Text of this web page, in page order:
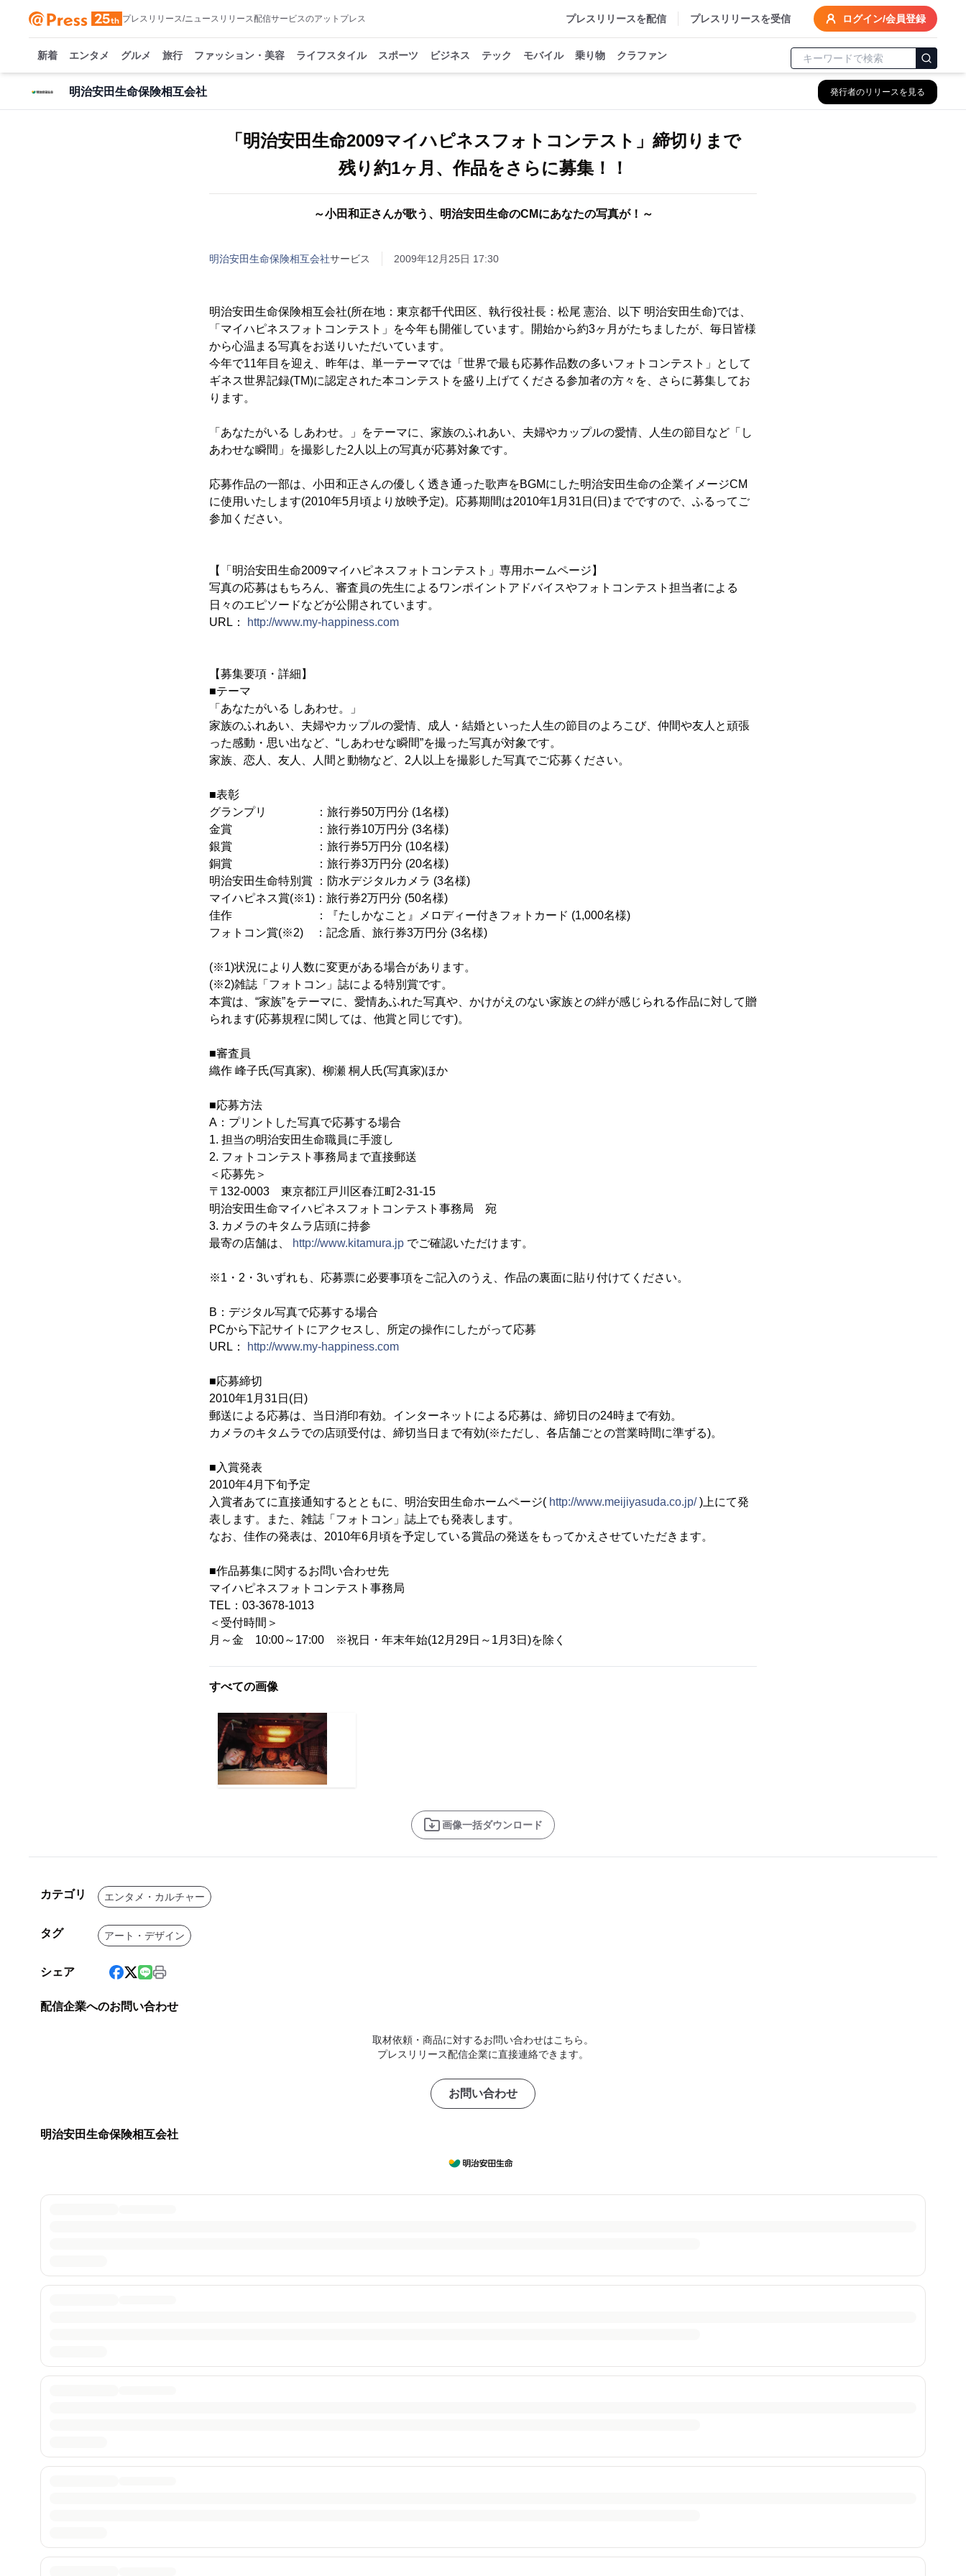
プレスリリース/ニュースリリース配信サービスのアットプレス プレスリリースを配信 プレスリリースを受信 ログイン/会員登録
新着 エンタメ グルメ 旅行 ファッション・美容 ライフスタイル スポーツ ビジネス テック モバイル 乗り物 クラファン
明治安田生命保険相互会社 発行者のリリースを見る
「明治安田生命2009マイハピネスフォトコンテスト」締切りまで
残り約1ヶ月、作品をさらに募集！！
～小田和正さんが歌う、明治安田生命のCMにあなたの写真が！～
明治安田生命保険相互会社サービス 2009年12月25日 17:30
明治安田生命保険相互会社(所在地：東京都千代田区、執行役社長：松尾 憲治、以下 明治安田生命)では、
「マイハピネスフォトコンテスト」を今年も開催しています。開始から約3ヶ月がたちましたが、毎日皆様
から心温まる写真をお送りいただいています。
今年で11年目を迎え、昨年は、単一テーマでは「世界で最も応募作品数の多いフォトコンテスト」として
ギネス世界記録(TM)に認定された本コンテストを盛り上げてくださる参加者の方々を、さらに募集してお
ります。
「あなたがいる しあわせ。」をテーマに、家族のふれあい、夫婦やカップルの愛情、人生の節目など「し
あわせな瞬間」を撮影した2人以上の写真が応募対象です。
応募作品の一部は、小田和正さんの優しく透き通った歌声をBGMにした明治安田生命の企業イメージCM
に使用いたします(2010年5月頃より放映予定)。応募期間は2010年1月31日(日)までですので、ふるってご
参加ください。
【「明治安田生命2009マイハピネスフォトコンテスト」専用ホームページ】
写真の応募はもちろん、審査員の先生によるワンポイントアドバイスやフォトコンテスト担当者による
日々のエピソードなどが公開されています。
URL：
http://www.my-happiness.com
【募集要項・詳細】
■テーマ
「あなたがいる しあわせ。」
家族のふれあい、夫婦やカップルの愛情、成人・結婚といった人生の節目のよろこび、仲間や友人と頑張
った感動・思い出など、“しあわせな瞬間”を撮った写真が対象です。
家族、恋人、友人、人間と動物など、2人以上を撮影した写真でご応募ください。
■表彰
グランプリ ：旅行券50万円分 (1名様)
金賞 ：旅行券10万円分 (3名様)
銀賞 ：旅行券5万円分 (10名様)
銅賞 ：旅行券3万円分 (20名様)
明治安田生命特別賞 ：防水デジタルカメラ (3名様)
マイハピネス賞(※1)：旅行券2万円分 (50名様)
佳作 ：『たしかなこと』メロディー付きフォトカード (1,000名様)
フォトコン賞(※2) ：記念盾、旅行券3万円分 (3名様)
(※1)状況により人数に変更がある場合があります。
(※2)雑誌「フォトコン」誌による特別賞です。
本賞は、“家族”をテーマに、愛情あふれた写真や、かけがえのない家族との絆が感じられる作品に対して贈
られます(応募規程に関しては、他賞と同じです)。
■審査員
織作 峰子氏(写真家)、柳瀬 桐人氏(写真家)ほか
■応募方法
A：プリントした写真で応募する場合
1. 担当の明治安田生命職員に手渡し
2. フォトコンテスト事務局まで直接郵送
＜応募先＞
〒132-0003 東京都江戸川区春江町2-31-15
明治安田生命マイハピネスフォトコンテスト事務局 宛
3. カメラのキタムラ店頭に持参
最寄の店舗は、
http://www.kitamura.jp でご確認いただけます。
※1・2・3いずれも、応募票に必要事項をご記入のうえ、作品の裏面に貼り付けてください。
B：デジタル写真で応募する場合
PCから下記サイトにアクセスし、所定の操作にしたがって応募
URL：
http://www.my-happiness.com
■応募締切
2010年1月31日(日)
郵送による応募は、当日消印有効。インターネットによる応募は、締切日の24時まで有効。
カメラのキタムラでの店頭受付は、締切当日まで有効(※ただし、各店舗ごとの営業時間に準ずる)。
■入賞発表
2010年4月下旬予定
入賞者あてに直接通知するとともに、明治安田生命ホームページ( http://www.meijiyasuda.co.jp/)上にて発
表します。また、雑誌「フォトコン」誌上でも発表します。
なお、佳作の発表は、2010年6月頃を予定している賞品の発送をもってかえさせていただきます。
■作品募集に関するお問い合わせ先
マイハピネスフォトコンテスト事務局
TEL：03-3678-1013
＜受付時間＞
月～金 10:00～17:00 ※祝日・年末年始(12月29日～1月3日)を除く
すべての画像
画像一括ダウンロード
カテゴリ エンタメ・カルチャー
タグ アート・デザイン
シェア
配信企業へのお問い合わせ
取材依頼・商品に対するお問い合わせはこちら。
プレスリリース配信企業に直接連絡できます。
お問い合わせ
明治安田生命保険相互会社